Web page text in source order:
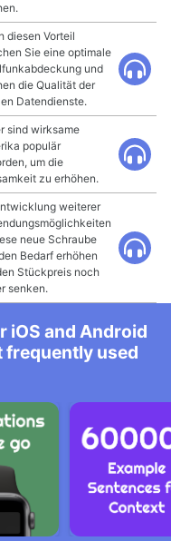
diesen Vorteil
Sie eine optimale
und
die Qualität der
Datendienste.
sind wirksame
populär
um die
zu erhöhen.
weiterer
neue Schraube
Bedarf erhöhen
Stückpreis noch
senken.
iOS and Android
frequently used